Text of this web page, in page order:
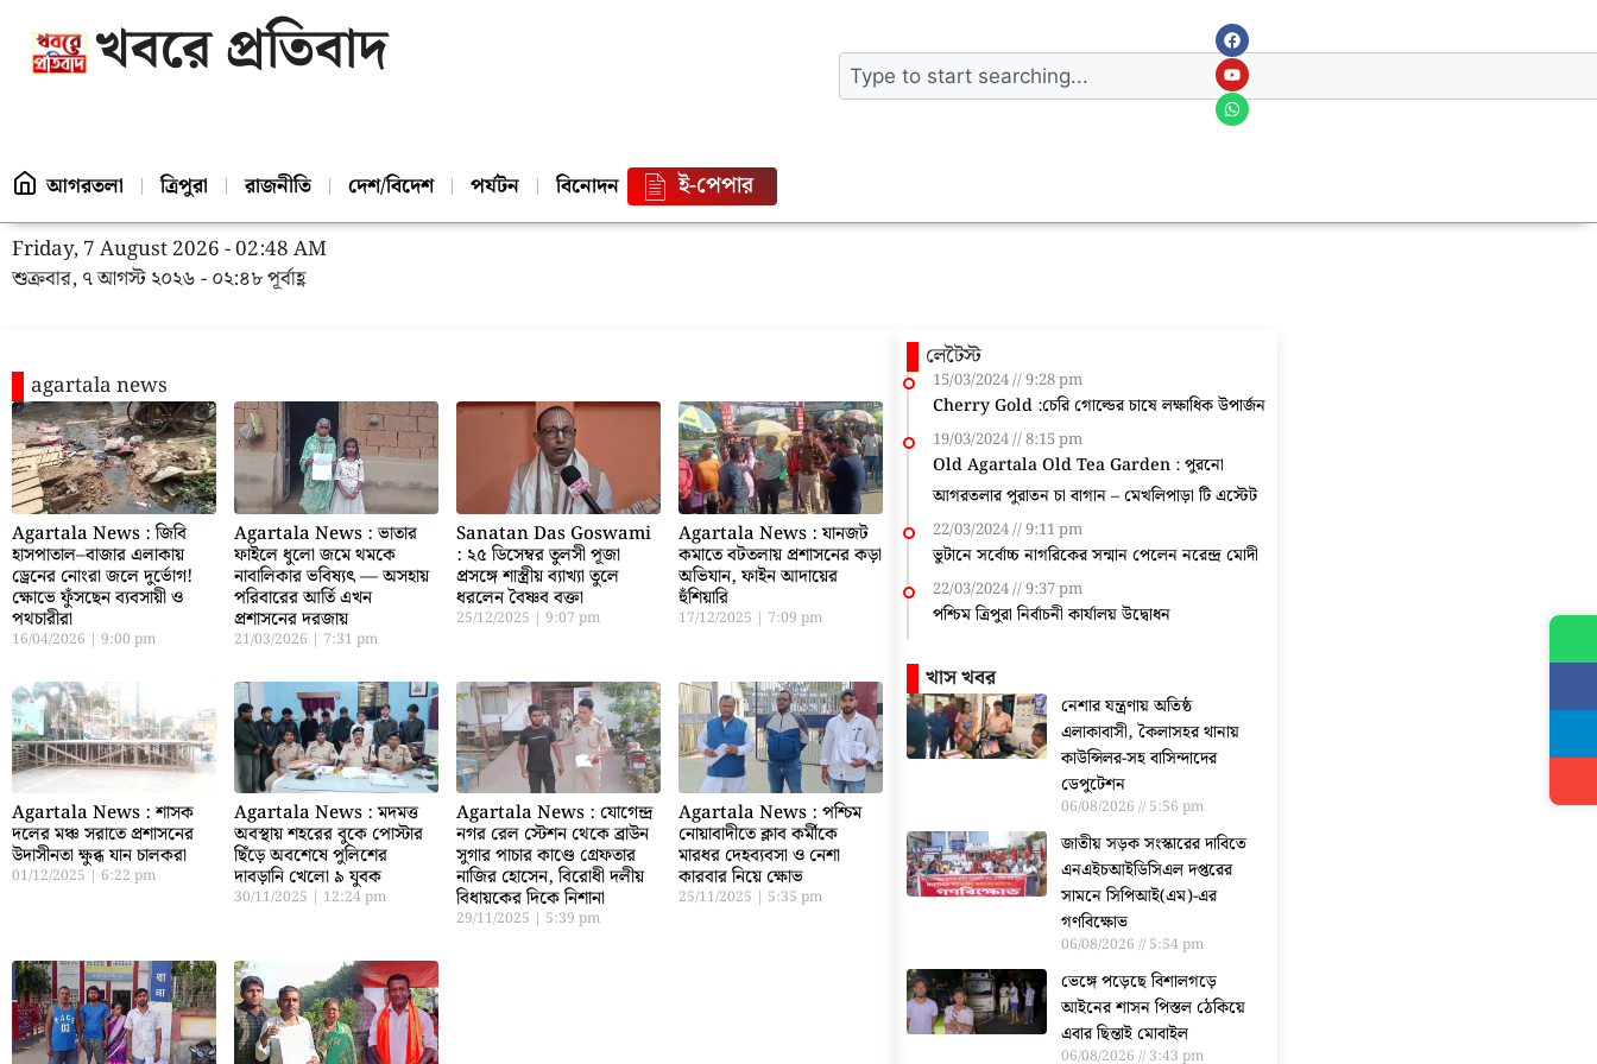
খবরে প্রতিবাদ
আগরতলা ত্রিপুরা রাজনীতি দেশ/বিদেশ পর্যটন বিনোদন ই-পেপার
Friday, 7 August 2026 - 02:48 AM
শুক্রবার, ৭ আগস্ট ২০২৬ - ০২:৪৮ পূর্বাহ্ণ
agartala news
Agartala News : জিবি
হাসপাতাল–বাজার এলাকায়
ড্রেনের নোংরা জলে দুর্ভোগ!
ক্ষোভে ফুঁসছেন ব্যবসায়ী ও
পথচারীরা
16/04/2026 9:00 pm
Agartala News : ভাতার
ফাইলে ধুলো জমে থমকে
নাবালিকার ভবিষ্যৎ — অসহায়
পরিবারের আর্তি এখন
প্রশাসনের দরজায়
21/03/2026 7:31 pm
Sanatan Das Goswami
: ২৫ ডিসেম্বর তুলসী পূজা
প্রসঙ্গে শাস্ত্রীয় ব্যাখ্যা তুলে
ধরলেন বৈষ্ণব বক্তা
25/12/2025 9:07 pm
Agartala News : যানজট
কমাতে বটতলায় প্রশাসনের কড়া
অভিযান, ফাইন আদায়ের
হুঁশিয়ারি
17/12/2025 7:09 pm
Agartala News : শাসক
দলের মঞ্চ সরাতে প্রশাসনের
উদাসীনতা ক্ষুব্ধ যান চালকরা
01/12/2025 6:22 pm
Agartala News : মদমত্ত
অবস্থায় শহরের বুকে পোস্টার
ছিঁড়ে অবশেষে পুলিশের
দাবড়ানি খেলো ৯ যুবক
30/11/2025 12:24 pm
Agartala News : যোগেন্দ্র
নগর রেল স্টেশন থেকে ব্রাউন
সুগার পাচার কাণ্ডে গ্রেফতার
নাজির হোসেন, বিরোধী দলীয়
বিধায়কের দিকে নিশানা
29/11/2025 5:39 pm
Agartala News : পশ্চিম
নোয়াবাদীতে ক্লাব কর্মীকে
মারধর দেহব্যবসা ও নেশা
কারবার নিয়ে ক্ষোভ
25/11/2025 5:35 pm
লেটৈস্ট
Cherry Gold :চেরি গোল্ডের চাষে লক্ষাধিক উপার্জন
15/03/2024 9:28 pm
Old Agartala Old Tea Garden : পুরনো
আগরতলার পুরাতন চা বাগান – মেখলিপাড়া টি এস্টেট
19/03/2024 8:15 pm
ভুটানে সর্বোচ্চ নাগরিকের সন্মান পেলেন নরেন্দ্র মোদী
22/03/2024 9:11 pm
পশ্চিম ত্রিপুরা নির্বাচনী কার্যালয় উদ্বোধন
22/03/2024 9:37 pm
খাস খবর
নেশার যন্ত্রণায় অতিষ্ঠ
এলাকাবাসী, কৈলাসহর থানায়
কাউন্সিলর-সহ বাসিন্দাদের
ডেপুটেশন
06/08/2026 5:56 pm
জাতীয় সড়ক সংস্কারের দাবিতে
এনএইচআইডিসিএল দপ্তরের
সামনে সিপিআই(এম)-এর
গণবিক্ষোভ
06/08/2026 5:54 pm
ভেঙ্গে পড়েছে বিশালগড়ে
আইনের শাসন পিস্তল ঠেকিয়ে
এবার ছিন্তাই মোবাইল
06/08/2026 3:43 pm